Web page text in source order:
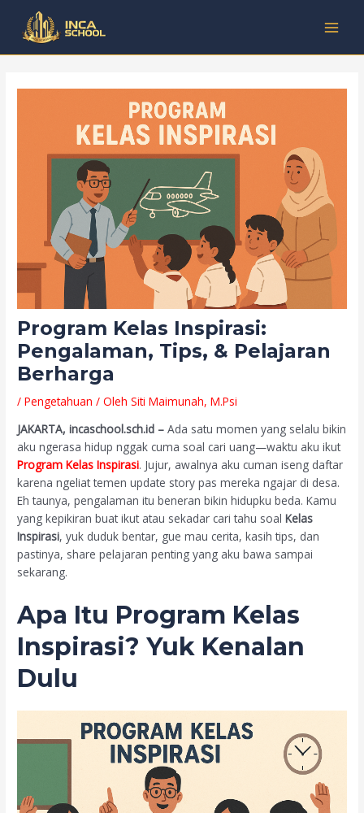
konten
Program Kelas Inspirasi:
Pengalaman, Tips, & Pelajaran
Berharga
/Pengetahuan / OlehSiti Maimunah, M.Psi
JAKARTA, incaschool.sch.id – Ada satu momen yang selalu bikin
aku ngerasa hidup nggak cuma soal cari uang—waktu aku ikut
Program Kelas Inspirasi. Jujur, awalnya aku cuman iseng daftar
karena ngeliat temen update story pas mereka ngajar di desa.
Eh taunya, pengalaman itu beneran bikin hidupku beda. Kamu
yang kepikiran buat ikut atau sekadar cari tahu soalKelas
Inspirasi, yuk duduk bentar, gue mau cerita, kasih tips, dan
pastinya, share pelajaran penting yang aku bawa sampai
sekarang.
Apa Itu Program Kelas
Inspirasi? Yuk Kenalan
Dulu
navigation
Kategori